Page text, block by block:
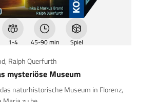
1-4 45-90 min Spiel
, Ralph Querfurth
mysteriöse Museum
naturhistorische Museum in Florenz,